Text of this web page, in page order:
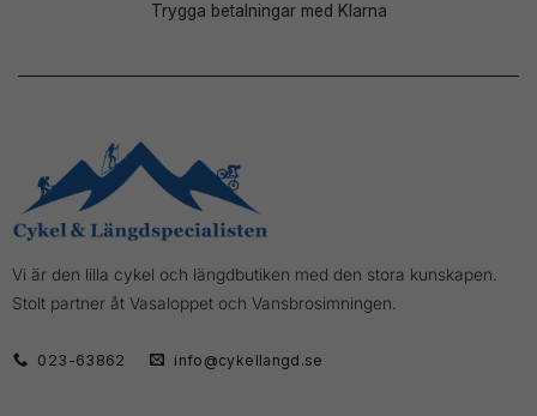
Trygga betalningar med Klarna
Vi är den lilla cykel och längdbutiken med den stora kunskapen.
Stolt partner åt Vasaloppet och Vansbrosimningen.
023-63862 info@cykellangd.se